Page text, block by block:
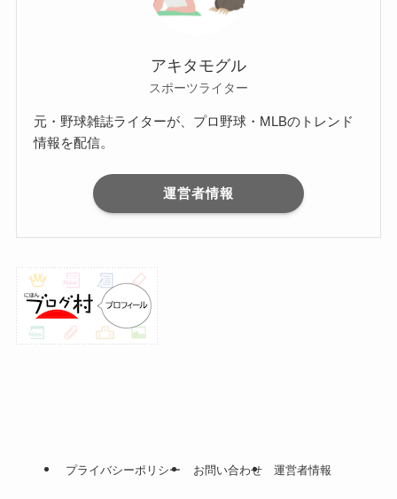
アキタモグル
スポーツライター
元・野球雑誌ライターが、プロ野球・MLBのトレンド
情報を配信。
運営者情報
プライバシーポリシー お問い合わせ 運営者情報